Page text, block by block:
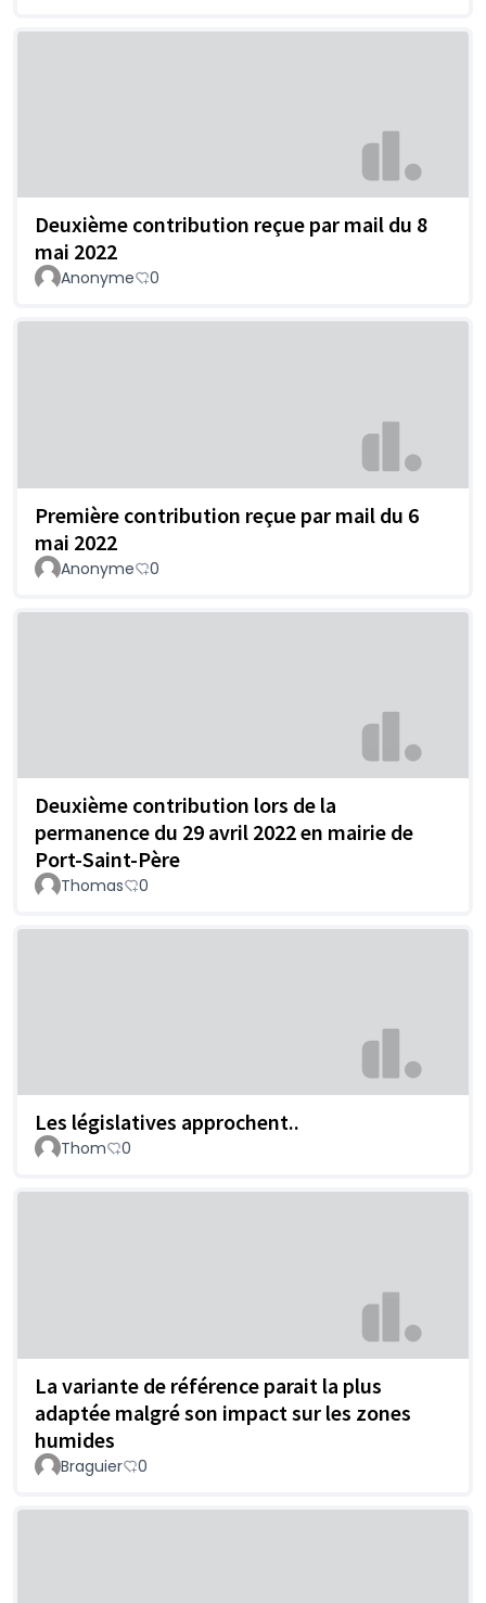
Deuxième contribution reçue par mail du 8
mai 2022
Anonyme 0
Première contribution reçue par mail du 6
mai 2022
Anonyme 0
Deuxième contribution lors de la
permanence du 29 avril 2022 en mairie de
Port-Saint-Père
Thomas 0
Les législatives approchent..
Thom 0
La variante de référence parait la plus
adaptée malgré son impact sur les zones
humides
Braguier 0